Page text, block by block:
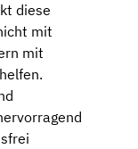
diese
mit
mit